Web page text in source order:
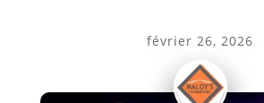
février 26, 2026